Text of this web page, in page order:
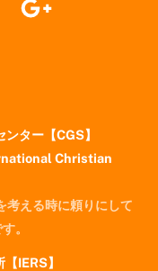
ター【CGS】
Christian
考える時に頼りにして
。
IERS】